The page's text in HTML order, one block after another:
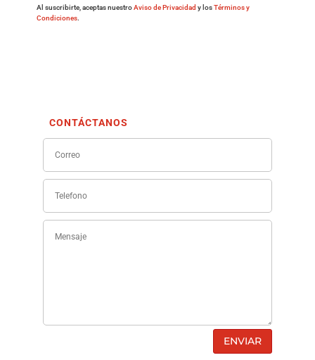
Al suscribirte, aceptas nuestroAviso de Privacidad y losTérminos y
Condiciones.
CONTÁCTANOS
ENVIAR